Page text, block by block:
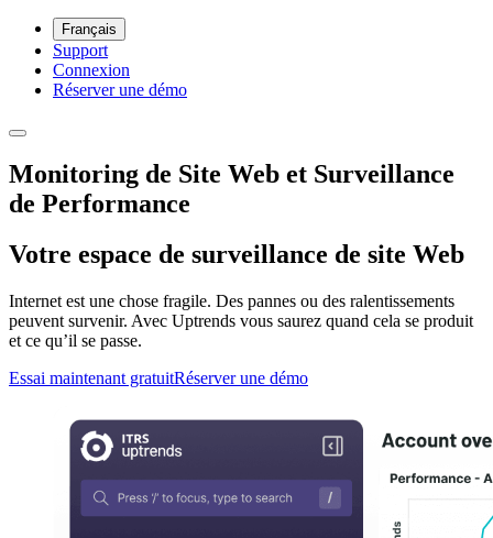
Français
Support
Connexion
Réserver une démo
Monitoring de Site Web et Surveillance
de Performance
Votre espace de surveillance de site Web
Internet est une chose fragile. Des pannes ou des ralentissements
peuvent survenir. Avec Uptrends vous saurez quand cela se produit
et ce qu’il se passe.
Essai maintenant gratuitRéserver une démo